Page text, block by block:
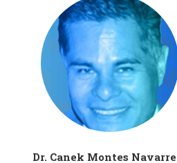
Dr. Canek Montes